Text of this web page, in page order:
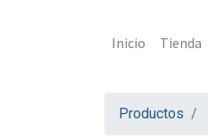
Inicio Tienda
Productos